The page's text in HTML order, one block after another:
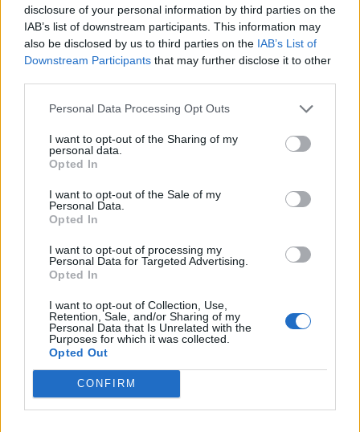
disclosure of your personal information by third parties on the
IAB’s list of downstream participants. This information may
also be disclosed by us to third parties on the IAB’s List of
Downstream Participants that may further disclose it to other
Personal Data Processing Opt Outs
I want to opt-out of the Sharing of my
personal data.
Opted In
I want to opt-out of the Sale of my
Personal Data.
Opted In
I want to opt-out of processing my
Personal Data for Targeted Advertising.
Opted In
I want to opt-out of Collection, Use,
Retention, Sale, and/or Sharing of my
Personal Data that Is Unrelated with the
Purposes for which it was collected.
Opted Out
CONFIRM
O
D
A
D
A D
O
B
O D
A
N D
O
A N D
O
D
N
N D A
BUSCAR MÁS
Por favor seleccione los niveles:
Palabras Conectadas Respuesta de nivel 25945
Palabras Conectadas Respuesta de nivel 25946
Palabras Conectadas Respuesta de nivel 25947